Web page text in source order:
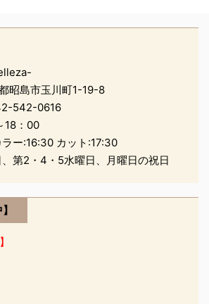
タイムを計ってみました
ちゃ
セッ
*)ﾌ
ィー
の
加え
変身
。
昭島市玉川町1-19-8
542-0616
18：00
ー:16:30 カット:17:30
第2・4・5水曜日、月曜日の祝日